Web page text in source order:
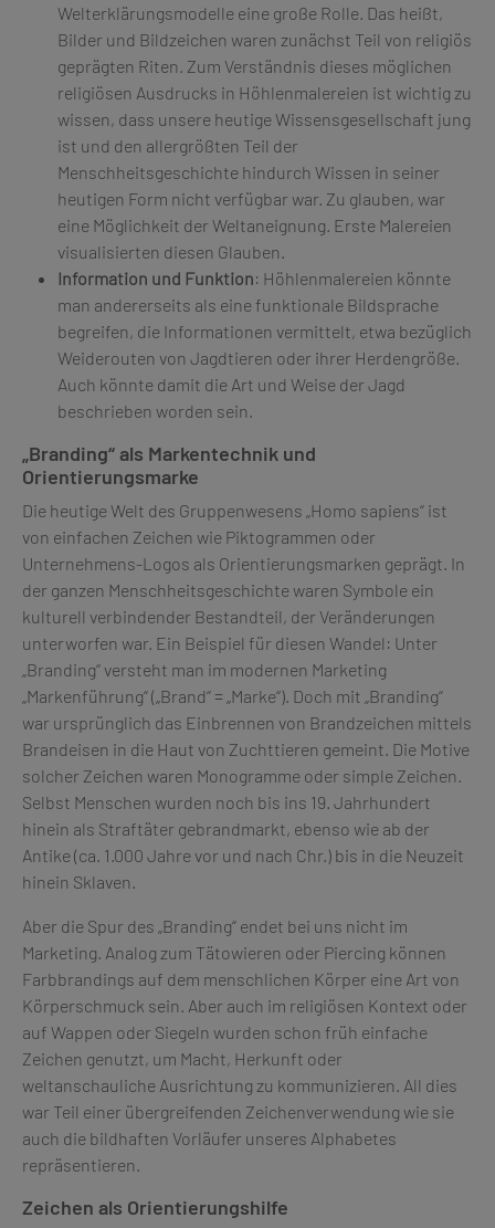
Welterklärungsmodelle eine große Rolle. Das heißt,
Bilder und Bildzeichen waren zunächst Teil von religiös
geprägten Riten. Zum Verständnis dieses möglichen
religiösen Ausdrucks in Höhlenmalereien ist wichtig zu
wissen, dass unsere heutige Wissensgesellschaft jung
ist und den allergrößten Teil der
Menschheitsgeschichte hindurch Wissen in seiner
heutigen Form nicht verfügbar war. Zu glauben, war
eine Möglichkeit der Weltaneignung. Erste Malereien
visualisierten diesen Glauben.
Information und Funktion: Höhlenmalereien könnte
man andererseits als eine funktionale Bildsprache
begreifen, die Informationen vermittelt, etwa bezüglich
Weiderouten von Jagdtieren oder ihrer Herdengröße.
Auch könnte damit die Art und Weise der Jagd
beschrieben worden sein.
„Branding“ als Markentechnik und
Orientierungsmarke
Die heutige Welt des Gruppenwesens „Homo sapiens“ ist
von einfachen Zeichen wie Piktogrammen oder
Unternehmens-Logos als Orientierungsmarken geprägt. In
der ganzen Menschheitsgeschichte waren Symbole ein
kulturell verbindender Bestandteil, der Veränderungen
unterworfen war. Ein Beispiel für diesen Wandel: Unter
„Branding“ versteht man im modernen Marketing
„Markenführung“ („Brand“ = „Marke“). Doch mit „Branding“
war ursprünglich das Einbrennen von Brandzeichen mittels
Brandeisen in die Haut von Zuchttieren gemeint. Die Motive
solcher Zeichen waren Monogramme oder simple Zeichen.
Selbst Menschen wurden noch bis ins 19. Jahrhundert
hinein als Straftäter gebrandmarkt, ebenso wie ab der
Antike (ca. 1.000 Jahre vor und nach Chr.) bis in die Neuzeit
hinein Sklaven.
Aber die Spur des „Branding“ endet bei uns nicht im
Marketing. Analog zum Tätowieren oder Piercing können
Farbbrandings auf dem menschlichen Körper eine Art von
Körperschmuck sein. Aber auch im religiösen Kontext oder
auf Wappen oder Siegeln wurden schon früh einfache
Zeichen genutzt, um Macht, Herkunft oder
weltanschauliche Ausrichtung zu kommunizieren. All dies
war Teil einer übergreifenden Zeichenverwendung wie sie
auch die bildhaften Vorläufer unseres Alphabetes
repräsentieren.
Zeichen als Orientierungshilfe